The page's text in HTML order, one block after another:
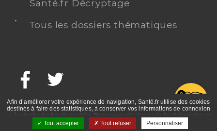
Santé.fr Décryptage
Tous les dossiers thématiques
Facebook
Afin d’améliorer votre expérience de navigation, Santé.fr utilise des cookies
destinés à faire des statistiques, à conserver vos informations de connexion
ou à adapter les fonctionnalités. Pour en savoir plus sur la finalité précise de
ces cookies, nous vous invitons à prendre connaissance de la politique de
confidentialité et des mentions légales.
Tout accepter Tout refuser Personnaliser